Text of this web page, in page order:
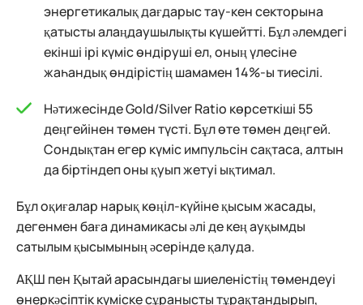
энергетикалық дағдарыс тау-кен секторына
қатысты алаңдаушылықты күшейтті. Бұл әлемдегі
екінші ірі күміс өндіруші ел, оның үлесіне
жаһандық өндірістің шамамен 14%-ы тиесілі.
Нәтижесінде Gold/Silver Ratio көрсеткіші 55
деңгейінен төмен түсті. Бұл өте төмен деңгей.
Сондықтан егер күміс импульсін сақтаса, алтын
да біртіндеп оны қуып жетуі ықтимал.
Бұл оқиғалар нарық көңіл-күйіне қысым жасады,
дегенмен баға динамикасы әлі де кең ауқымды
сатылым қысымының әсерінде қалуда.
АҚШ пен Қытай арасындағы шиеленістің төмендеуі
өнеркәсіптік күміске сұранысты тұрақтандырып,